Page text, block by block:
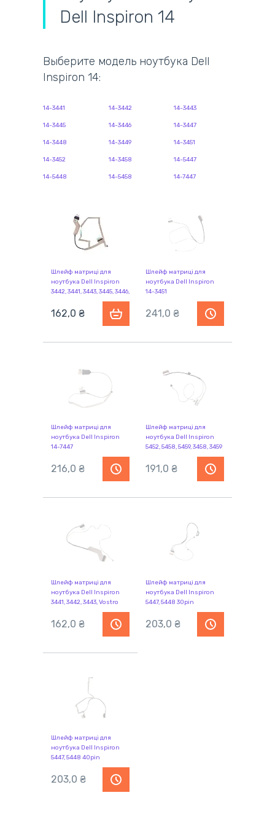
Dell Inspiron 14
Выберите модель ноутбука Dell
Inspiron 14:
14-3441 14-3442 14-3443
14-3445 14-3446 14-3447
14-3448 14-3449 14-3451
14-3452 14-3458 14-5447
14-5448 14-5458 14-7447
Шлейф матриці для
ноутбука Dell Inspiron
3442, 3441, 3443, 3445, 3446,
3447, 3448, 3449 40pin
162,0 ₴
Шлейф матриці для
ноутбука Dell Inspiron
14-3451
241,0 ₴
Шлейф матриці для
ноутбука Dell Inspiron
14-7447
216,0 ₴
Шлейф матриці для
ноутбука Dell Inspiron
5452, 5458, 5459, 3458, 3459
191,0 ₴
Шлейф матриці для
ноутбука Dell Inspiron
3441, 3442, 3443, Vostro
162,0 ₴
Шлейф матриці для
ноутбука Dell Inspiron
5447, 5448 30pin
203,0 ₴
Шлейф матриці для
ноутбука Dell Inspiron
5447, 5448 40pin
203,0 ₴